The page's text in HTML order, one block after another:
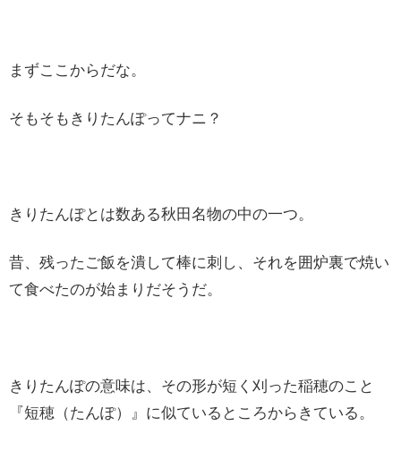
まずここからだな。
そもそもきりたんぽってナニ？
きりたんぽとは数ある秋田名物の中の一つ。
昔、残ったご飯を潰して棒に刺し、それを囲炉裏で焼い
て食べたのが始まりだそうだ。
きりたんぽの意味は、その形が短く刈った稲穂のこと
『短穂（たんぽ）』に似ているところからきている。